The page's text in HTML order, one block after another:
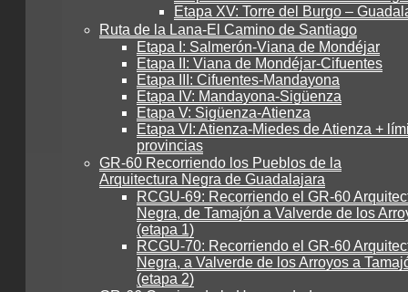
Etapa XV: Torre del Burgo –
Ruta de la Lana-El Camino de Santiago
Etapa I: Salmerón-Viana de Mondéjar
Etapa II: Viana de Mondéjar-Cifuentes
Etapa III: Cifuentes-Mandayona
Etapa IV: Mandayona-Sigüenza
Etapa V: Sigüenza-Atienza
Etapa VI: Atienza-Miedes de Atienza +
provincias
GR-60 Recorriendo los Pueblos de la
Arquitectura Negra de Guadalajara
RCGU-69: Recorriendo el GR-60
Negra, de Tamajón a Valverde de los
(etapa 1)
RCGU-70: Recorriendo el GR-60
Negra, a Valverde de los Arroyos a
(etapa 2)